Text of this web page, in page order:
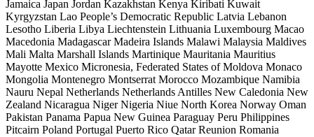
Jamaica Japan Jordan Kazakhstan Kenya Kiribati Kuwait
Kyrgyzstan Lao People’s Democratic Republic Latvia Lebanon
Lesotho Liberia Libya Liechtenstein Lithuania Luxembourg Macao
Macedonia MadagascarMadeira Islands Malawi Malaysia Maldives
Mali Malta Marshall Islands Martinique Mauritania Mauritius
Mayotte Mexico Micronesia, Federated States ofMoldova Monaco
Mongolia Montenegro Montserrat Morocco Mozambique Namibia
Nauru Nepal Netherlands Netherlands Antilles New Caledonia New
Zealand Nicaragua NigerNigeria Niue North Korea Norway Oman
Pakistan Panama Papua New Guinea Paraguay Peru Philippines
Pitcairn Poland Portugal Puerto Rico QatarReunion Romania